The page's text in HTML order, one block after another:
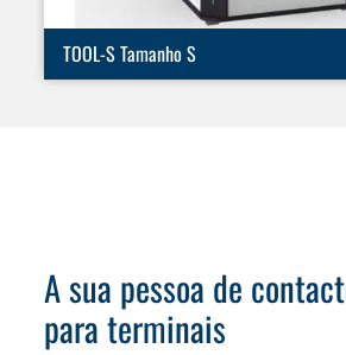
TOOL-S Tamanho S
A sua pessoa de
para terminais